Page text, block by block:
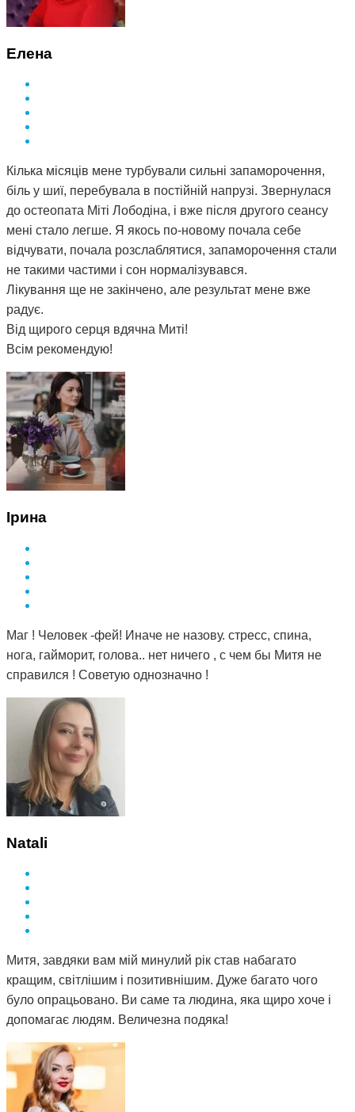
Елена
Кілька місяців мене турбували сильні запаморочення,
біль у шиї, перебувала в постійній напрузі. Звернулася
до остеопата Міті Лободіна, і вже після другого сеансу
мені стало легше. Я якось по-новому почала себе
відчувати, почала розслаблятися, запаморочення стали
не такими частими і сон нормалізувався.
Лікування ще не закінчено, але результат мене вже
радує.
Від щирого серця вдячна Миті!
Всім рекомендую!
Ірина
Маг ! Человек -фей! Иначе не назову. стресс, спина,
нога, гайморит, голова.. нет ничего , с чем бы Митя не
справился ! Советую однозначно !
Natali
Митя, завдяки вам мій минулий рік став набагато
кращим, світлішим і позитивнішим. Дуже багато чого
було опрацьовано. Ви саме та людина, яка щиро хоче і
допомагає людям. Величезна подяка!